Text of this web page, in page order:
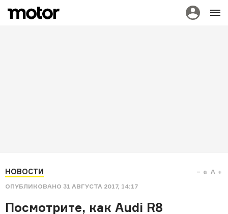
НОВОСТИ
ОПУБЛИКОВАНО 31 АВГУСТА 2017, 14:17
a A
Посмотрите, как Audi R8